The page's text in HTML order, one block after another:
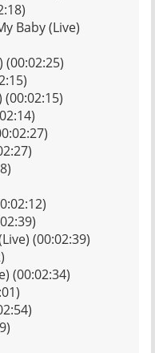
Baby (Live)
(00:02:25)
(00:02:39)
(00:02:34)